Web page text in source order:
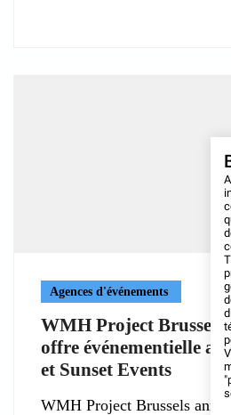
Agences d'événements
WMH Project Brussels
offre événementielle
et Sunset Events
WMH Project Brussels